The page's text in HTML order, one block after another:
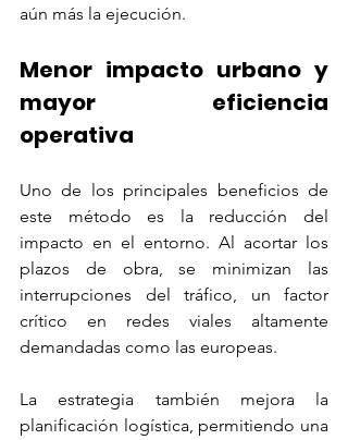
aún más la ejecución.
Menor impacto urbano y
mayor eficiencia
operativa
Uno de los principales beneficios de
este método es la reducción del
impacto en el entorno. Al acortar los
plazos de obra, se minimizan las
interrupciones del tráfico, un factor
crítico en redes viales altamente
demandadas como las europeas.
La estrategia también mejora la
planificación logística, permitiendo una